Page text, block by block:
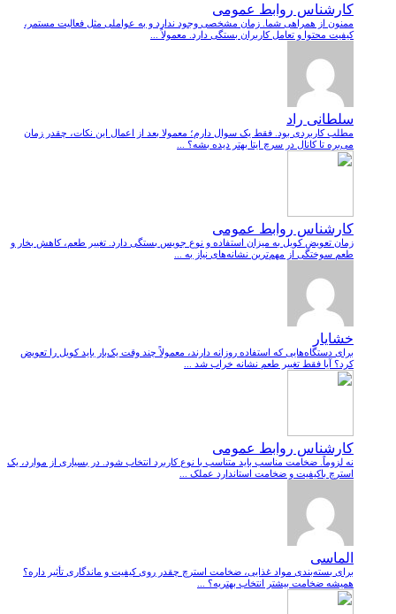
کارشناس روابط عمومی
ممنون از همراهی شما. زمان مشخصی وجود ندارد و به عواملی مثل فعالیت مستمر،
کیفیت محتوا و تعامل کاربران بستگی دارد. معمولاً ...
سلطانی راد
مطلب کاربردی بود. فقط یک سوال دارم؛ معمولا بعد از اعمال این نکات، چقدر زمان
می‌بره تا کانال در سرچ ایتا بهتر دیده بشه؟ ...
کارشناس روابط عمومی
زمان تعویض کویل به میزان استفاده و نوع جویس بستگی دارد. تغییر طعم، کاهش بخار و
طعم سوختگی از مهم‌ترین نشانه‌های نیاز به ...
خشایار
برای دستگاه‌هایی که استفاده روزانه دارند، معمولاً چند وقت یک‌بار باید کویل را تعویض
کرد؟ آیا فقط تغییر طعم نشانه خراب شد ...
کارشناس روابط عمومی
نه لزوماً. ضخامت مناسب باید متناسب با نوع کاربرد انتخاب شود. در بسیاری از موارد، یک
استرچ باکیفیت و ضخامت استاندارد عملک ...
الماسی
برای بسته‌بندی مواد غذایی، ضخامت استرچ چقدر روی کیفیت و ماندگاری تأثیر داره؟
همیشه ضخامت بیشتر انتخاب بهتریه؟ ...